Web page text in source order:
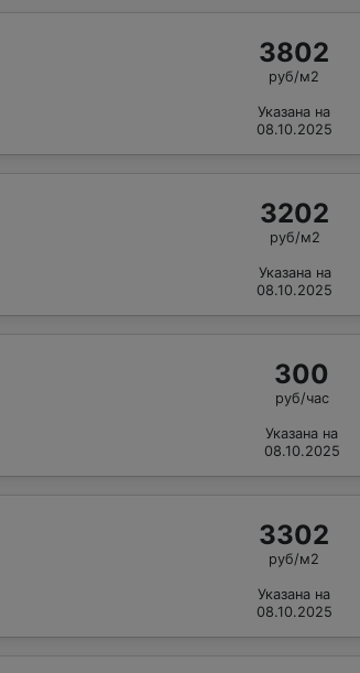
3802
руб/м2
Указана на
08.10.2025
3202
руб/м2
Указана на
08.10.2025
300
руб/час
Указана на
08.10.2025
3302
руб/м2
Указана на
08.10.2025